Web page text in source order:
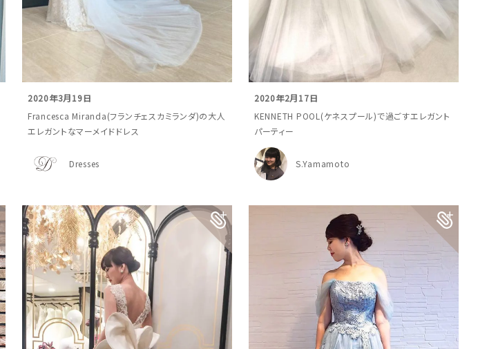
2020年3月19日
Francesca Miranda(フランチェスカミランダ)の大人
エレガントなマーメイドドレス
Dresses
2020年2月17日
KENNETH POOL(ケネスプール)で過ごすエレガント
パーティー
S.Yamamoto